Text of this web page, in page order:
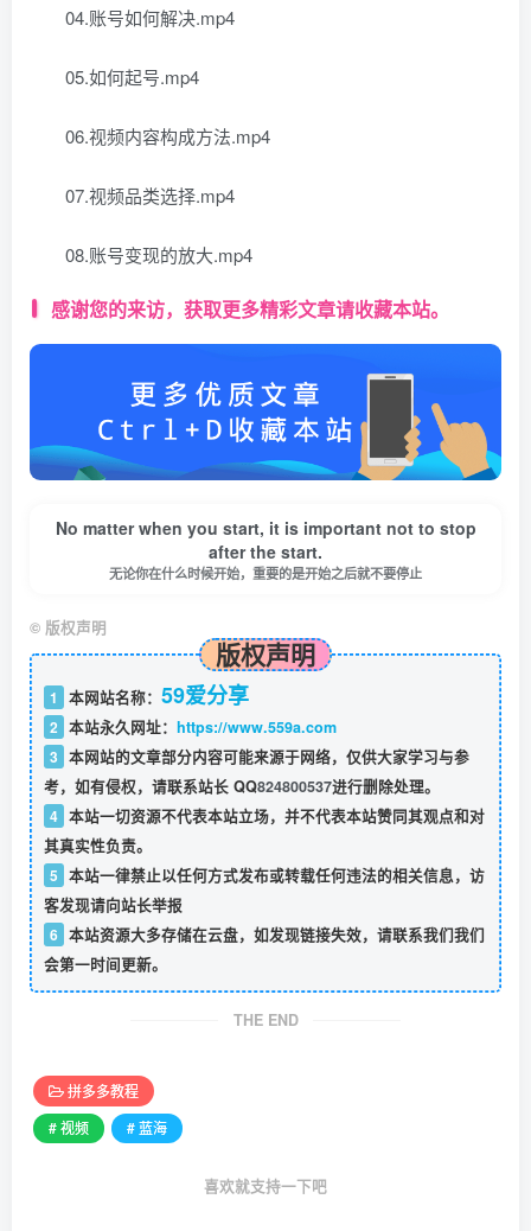
04.账号如何解决.mp4
05.如何起号.mp4
06.视频内容构成方法.mp4
07.视频品类选择.mp4
08.账号变现的放大.mp4
感谢您的来访，获取更多精彩文章请收藏本站。
No matter when you start, it is important not to stop
after the start.
无论你在什么时候开始，重要的是开始之后就不要停止
© 版权声明
版权声明
1 本网站名称： 59爱分享
2 本站永久网址： https://www.559a.com
3 本网站的文章部分内容可能来源于网络，仅供大家学习与参
考，如有侵权，请联系站长 QQ824800537进行删除处理。
4 本站一切资源不代表本站立场，并不代表本站赞同其观点和对
其真实性负责。
5 本站一律禁止以任何方式发布或转载任何违法的相关信息，访
客发现请向站长举报
6 本站资源大多存储在云盘，如发现链接失效，请联系我们我们
会第一时间更新。
THE END
拼多多教程
# 视频
# 蓝海
喜欢就支持一下吧